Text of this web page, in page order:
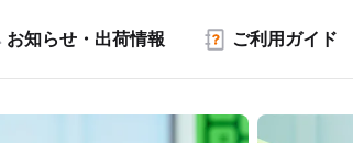
お知らせ・出荷情報 ご利用ガイド